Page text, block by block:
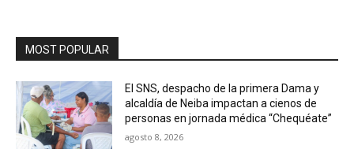
MOST POPULAR
El SNS, despacho de la primera Dama y
alcaldía de Neiba impactan a cienos de
personas en jornada médica “Chequéate”
agosto 8, 2026